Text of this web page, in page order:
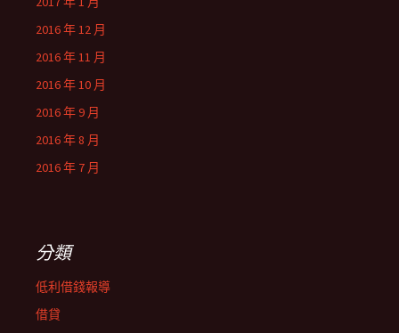
2016 年 12 月
2016 年 11 月
2016 年 10 月
2016 年 9 月
2016 年 8 月
2016 年 7 月
分類
低利借錢報導
借貸